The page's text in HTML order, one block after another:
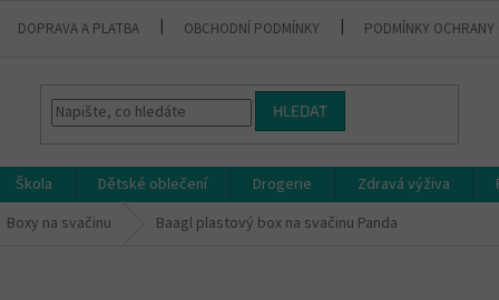
DOPRAVA A PLATBA OBCHODNÍ PODMÍNKY PODMÍNKY OCHRANY
HLEDAT
Škola Dětské oblečení Drogerie Zdravá výživa
Boxy na svačinu Baagl plastový box na svačinu Panda